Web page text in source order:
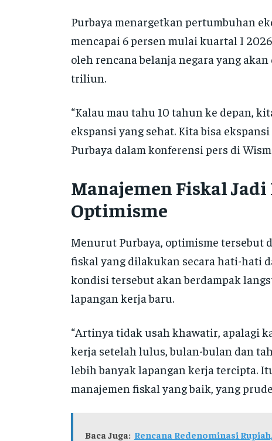
Purbaya menargetkan pertumbuhan
mencapai 6 persen mulai kuartal I
oleh rencana belanja negara yang
triliun.
“Kalau mau tahu 10 tahun ke depan,
ekspansi yang sehat. Kita bisa
Purbaya dalam konferensi pers di
Manajemen Fiskal
Optimisme
Menurut Purbaya, optimisme tersebut
fiskal yang dilakukan secara hati-hati
kondisi tersebut akan berdampak
lapangan kerja baru.
“Artinya tidak usah khawatir, apalagi
kerja setelah lulus, bulan-bulan dan
lebih banyak lapangan kerja tercipta.
manajemen fiskal yang baik, yang
Baca Juga: Rencana Redenominasi